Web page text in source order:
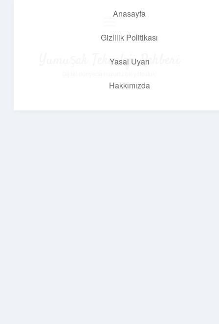
Anasayfa
Gizlilik Politikası
Yasal Uyarı
Hakkımızda
Yumuşak Teknoloji Rehberi